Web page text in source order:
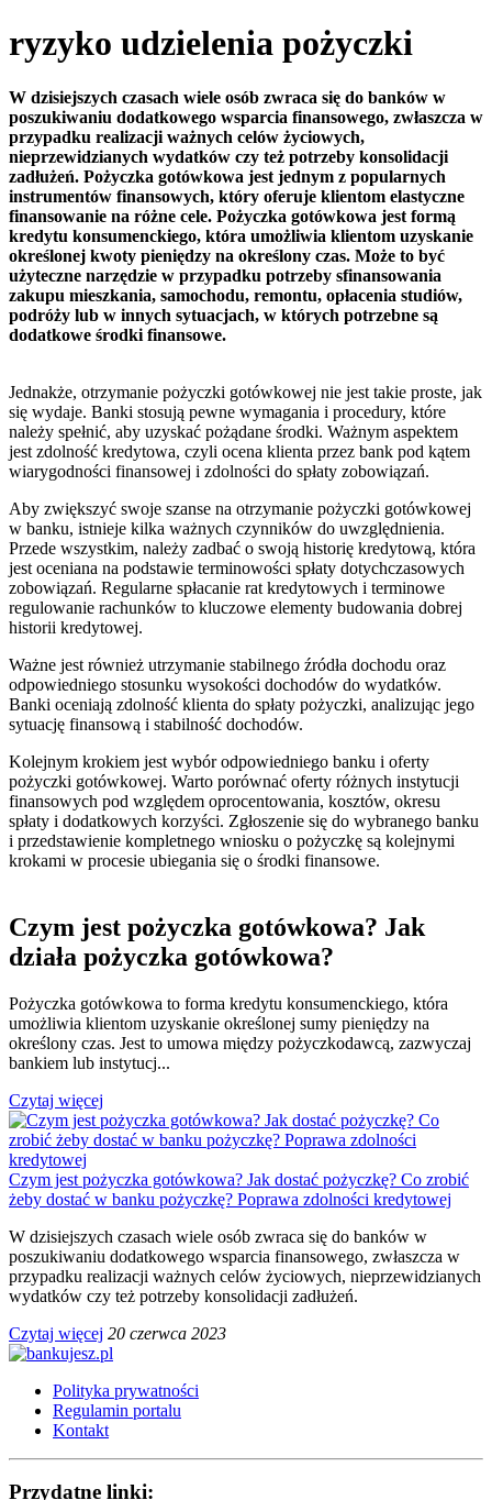
ryzyko udzielenia pożyczki
W dzisiejszych czasach wiele osób zwraca się do banków w
poszukiwaniu dodatkowego wsparcia finansowego, zwłaszcza w
przypadku realizacji ważnych celów życiowych,
nieprzewidzianych wydatków czy też potrzeby konsolidacji
zadłużeń. Pożyczka gotówkowa jest jednym z popularnych
instrumentów finansowych, który oferuje klientom elastyczne
finansowanie na różne cele. Pożyczka gotówkowa jest formą
kredytu konsumenckiego, która umożliwia klientom uzyskanie
określonej kwoty pieniędzy na określony czas. Może to być
użyteczne narzędzie w przypadku potrzeby sfinansowania
zakupu mieszkania, samochodu, remontu, opłacenia studiów,
podróży lub w innych sytuacjach, w których potrzebne są
dodatkowe środki finansowe.
Jednakże, otrzymanie pożyczki gotówkowej nie jest takie proste, jak
się wydaje. Banki stosują pewne wymagania i procedury, które
należy spełnić, aby uzyskać pożądane środki. Ważnym aspektem
jest zdolność kredytowa, czyli ocena klienta przez bank pod kątem
wiarygodności finansowej i zdolności do spłaty zobowiązań.
Aby zwiększyć swoje szanse na otrzymanie pożyczki gotówkowej
w banku, istnieje kilka ważnych czynników do uwzględnienia.
Przede wszystkim, należy zadbać o swoją historię kredytową, która
jest oceniana na podstawie terminowości spłaty dotychczasowych
zobowiązań. Regularne spłacanie rat kredytowych i terminowe
regulowanie rachunków to kluczowe elementy budowania dobrej
historii kredytowej.
Ważne jest również utrzymanie stabilnego źródła dochodu oraz
odpowiedniego stosunku wysokości dochodów do wydatków.
Banki oceniają zdolność klienta do spłaty pożyczki, analizując jego
sytuację finansową i stabilność dochodów.
Kolejnym krokiem jest wybór odpowiedniego banku i oferty
pożyczki gotówkowej. Warto porównać oferty różnych instytucji
finansowych pod względem oprocentowania, kosztów, okresu
spłaty i dodatkowych korzyści. Zgłoszenie się do wybranego banku
i przedstawienie kompletnego wniosku o pożyczkę są kolejnymi
krokami w procesie ubiegania się o środki finansowe.
Czym jest pożyczka gotówkowa? Jak
działa pożyczka gotówkowa?
Pożyczka gotówkowa to forma kredytu konsumenckiego, która
umożliwia klientom uzyskanie określonej sumy pieniędzy na
określony czas. Jest to umowa między pożyczkodawcą, zazwyczaj
bankiem lub instytucj...
Czytaj więcej
Czym jest pożyczka gotówkowa? Jak dostać pożyczkę? Co zrobić
żeby dostać w banku pożyczkę? Poprawa zdolności kredytowej
W dzisiejszych czasach wiele osób zwraca się do banków w
poszukiwaniu dodatkowego wsparcia finansowego, zwłaszcza w
przypadku realizacji ważnych celów życiowych, nieprzewidzianych
wydatków czy też potrzeby konsolidacji zadłużeń.
Czytaj więcej 20 czerwca 2023
Polityka prywatności
Regulamin portalu
Kontakt
Przydatne linki: